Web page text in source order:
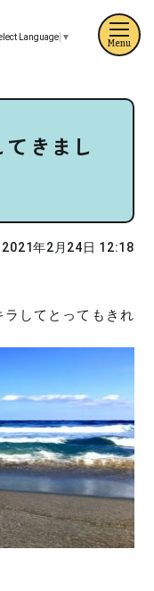
Language ▼
きまし
2021年2月24日 12:18
してとってもきれ
Menu